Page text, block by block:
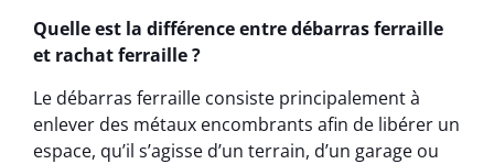
Quelle est la différence entre débarras ferraille
et rachat ferraille ?
Le débarras ferraille consiste principalement à
enlever des métaux encombrants afin de libérer un
espace, qu’il s’agisse d’un terrain, d’un garage ou